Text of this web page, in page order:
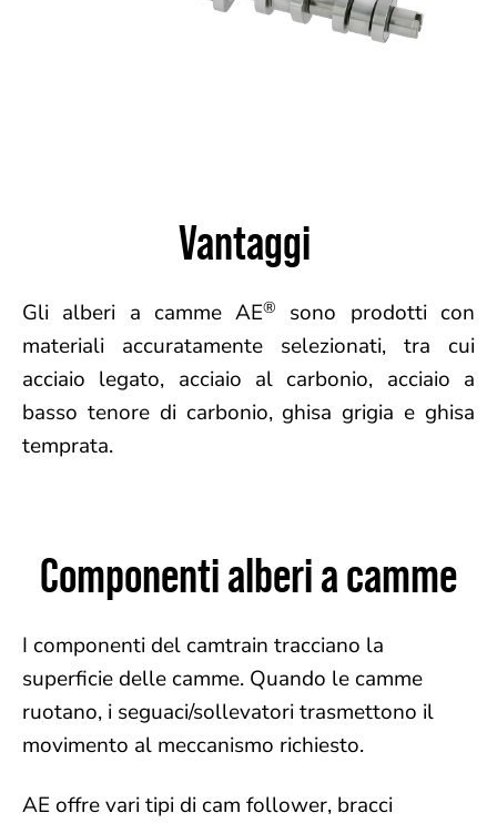
Vantaggi
Gli alberi a camme AE®
sono prodotti con
materiali accuratamente selezionati, tra cui
acciaio legato, acciaio al carbonio, acciaio a
basso tenore di carbonio, ghisa grigia e ghisa
temprata.
Componenti alberi a camme
I componenti del camtrain tracciano la
superficie delle camme. Quando le camme
ruotano, i seguaci/sollevatori trasmettono il
movimento al meccanismo richiesto.
AE offre vari tipi di cam follower, bracci